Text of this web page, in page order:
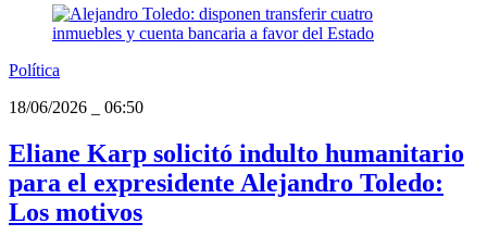
Política
18/06/2026
06:50
Eliane Karp solicitó indulto humanitario
para el expresidente Alejandro Toledo:
Los motivos